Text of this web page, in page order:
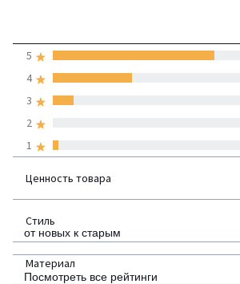
1
2
3
4
5
Ценность товара
Стиль
Материал
от новых к старым
Посмотреть все рейтинги